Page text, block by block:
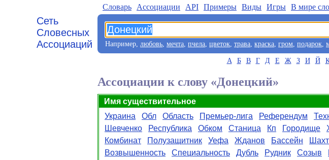
Сеть
Словесных
Ассоциаций
Словарь Aссоциации API Примеры Виды Игры В мире
Например, любовь, мечта, пчела, цветок, трава, краска, гром, подарок,
А Б В Г Д Е Ж З И Й
Ассоциации к слову «Донецкий»
Имя существительное
Украина
Обл Область Премьер-лига Референдум
Шевченко
Республика Обком Станица Кп Городище
Комбинат
Полузащитник Уефа Жданов Бассейн
Возвышенность
Специальность Дубль Рудник Созыв